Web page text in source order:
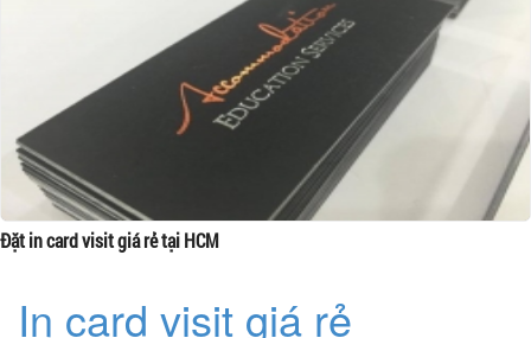
Đặt in card visit giá rẻ tại HCM
In card visit giá rẻ